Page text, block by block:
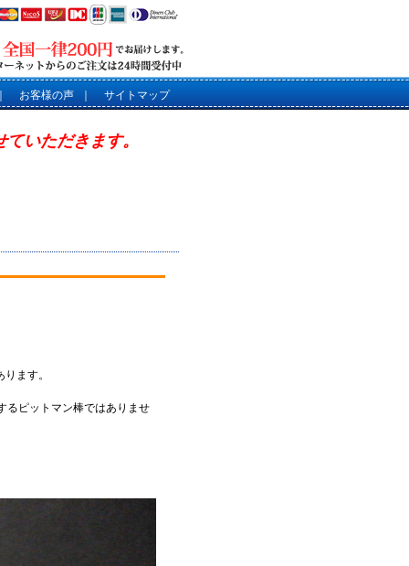
お客様の声 サイトマップ
いただきます。
ます。
るピットマン棒ではありませ